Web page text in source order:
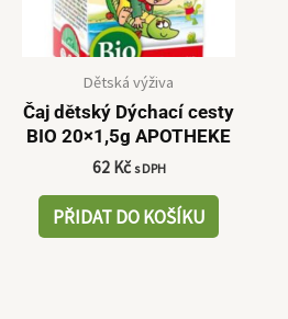
Dětská výživa
Čaj dětský Dýchací cesty
BIO 20×1,5g APOTHEKE
62 Kč s DPH
PŘIDAT DO KOŠÍKU